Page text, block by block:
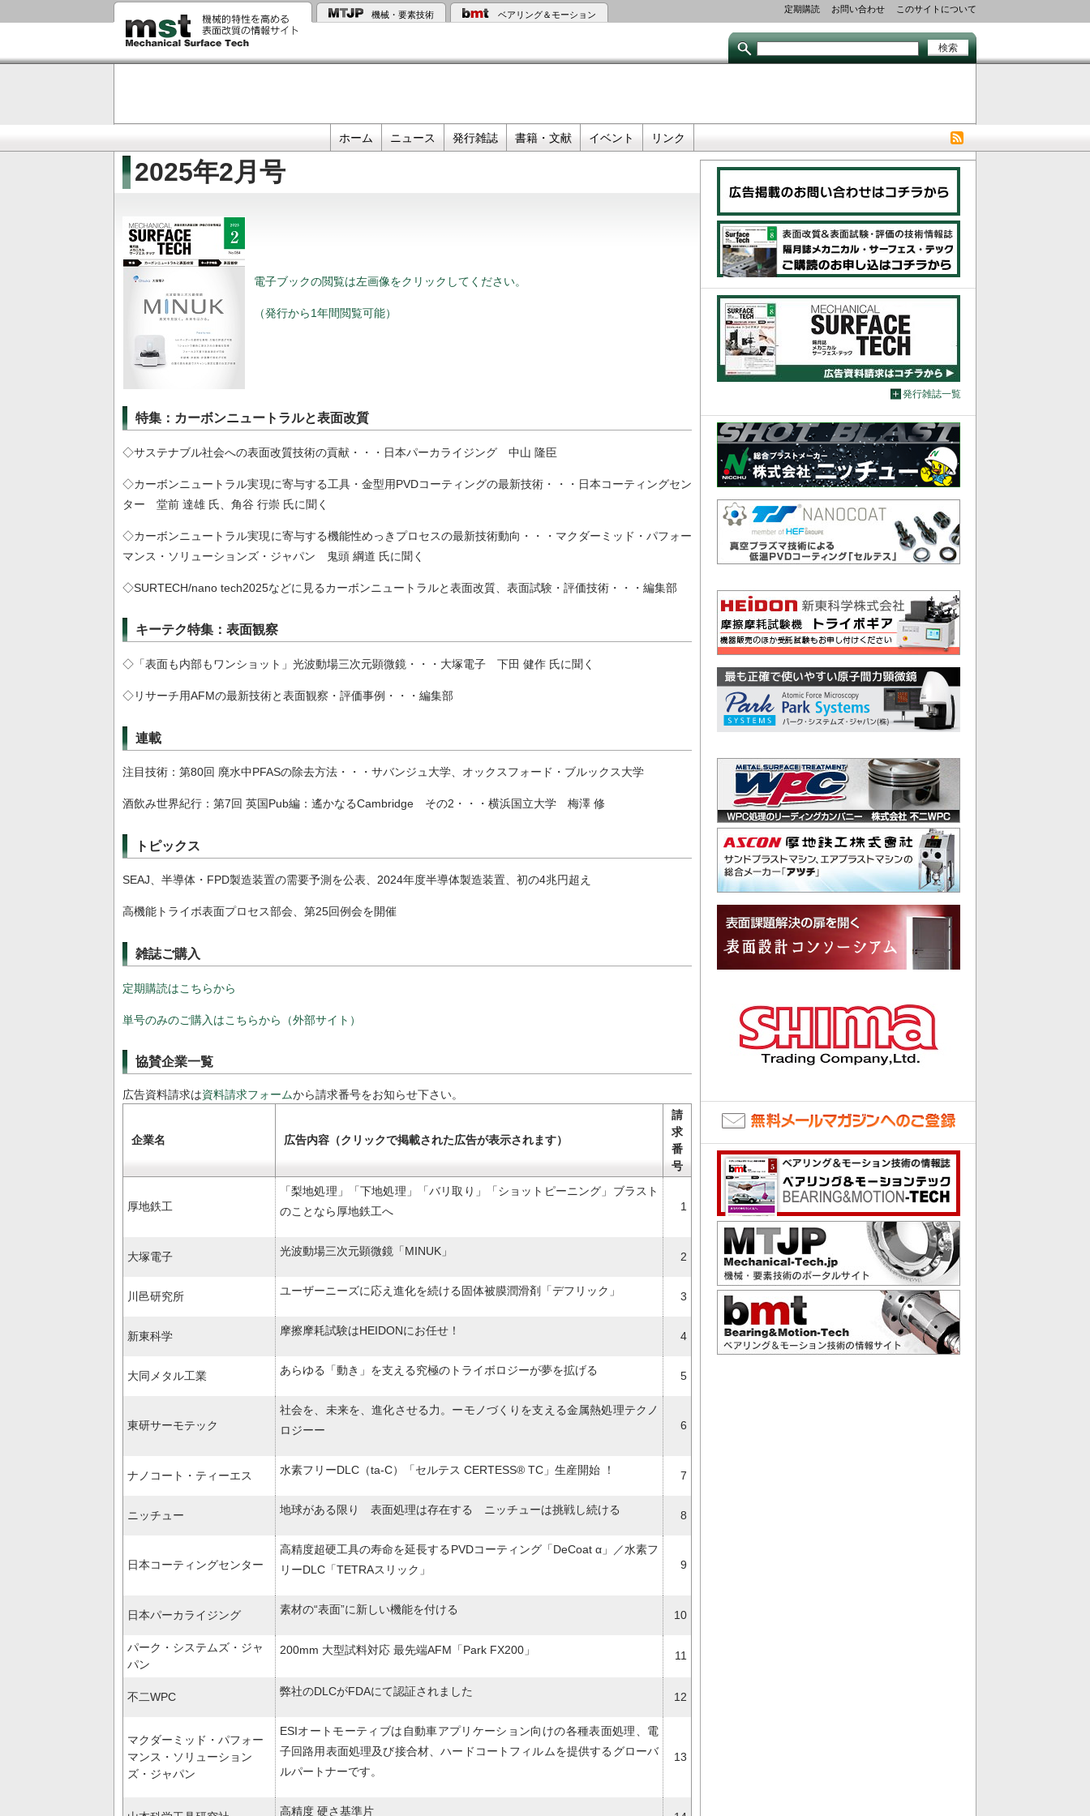
イ
ン
動
機械・要素技術 ベアリング＆モーション
links
定期購読 お問い合わせ このサイトについて
links
ホーム ニュース 発行雑誌 書籍・文献 イベント リンク
2025年2月号
電子ブックの閲覧は左画像をクリックしてください。
（発行から1年間閲覧可能）
特集：カーボンニュートラルと表面改質
◇サステナブル社会への表面改質技術の貢献・・・日本パーカライジング 中山 隆臣
◇カーボンニュートラル実現に寄与する工具・金型用PVDコーティングの最新技術・・・日本コーティングセン
ター 堂前 達雄 氏、角谷 行崇 氏に聞く
◇カーボンニュートラル実現に寄与する機能性めっきプロセスの最新技術動向・・・マクダーミッド・パフォー
マンス・ソリューションズ・ジャパン 鬼頭 綱道 氏に聞く
◇SURTECH/nano tech2025などに見るカーボンニュートラルと表面改質、表面試験・評価技術・・・編集部
キーテク特集：表面観察
◇「表面も内部もワンショット」光波動場三次元顕微鏡・・・大塚電子 下田 健作 氏に聞く
◇リサーチ用AFMの最新技術と表面観察・評価事例・・・編集部
連載
注目技術：第80回 廃水中PFASの除去方法・・・サバンジュ大学、オックスフォード・ブルックス大学
酒飲み世界紀行：第7回 英国Pub編：遙かなるCambridge その2・・・横浜国立大学 梅澤 修
トピックス
SEAJ、半導体・FPD製造装置の需要予測を公表、2024年度半導体製造装置、初の4兆円超え
高機能トライボ表面プロセス部会、第25回例会を開催
雑誌ご購入
定期購読はこちらから
単号のみのご購入はこちらから（外部サイト）
協賛企業一覧
広告資料請求は資料請求フォームから請求番号をお知らせ下さい。
企業名 広告内容（クリックで掲載された広告が表示されます）
請
求
番
号
厚地鉄工
「梨地処理」「下地処理」「バリ取り」「ショットピーニング」ブラスト
のことなら厚地鉄工へ
1
大塚電子 光波動場三次元顕微鏡「MINUK」 2
川邑研究所 ユーザーニーズに応え進化を続ける固体被膜潤滑剤「デフリック」 3
新東科学 摩擦摩耗試験はHEIDONにお任せ！ 4
大同メタル工業 あらゆる「動き」を支える究極のトライボロジーが夢を拡げる 5
東研サーモテック
社会を、未来を、進化させる力。ーモノづくりを支える金属熱処理テクノ
ロジーー
6
ナノコート・ティーエス 水素フリーDLC（ta-C）「セルテス CERTESS® TC」生産開始 ！ 7
ニッチュー 地球がある限り 表面処理は存在する ニッチューは挑戦し続ける 8
日本コーティングセンター
高精度超硬工具の寿命を延長するPVDコーティング「DeCoat α」／水素フ
リーDLC「TETRAスリック」
9
日本パーカライジング 素材の“表面”に新しい機能を付ける 10
パーク・システムズ・ジャ
パン
200mm 大型試料対応 最先端AFM「Park FX200」 11
不二WPC 弊社のDLCがFDAにて認証されました 12
マクダーミッド・パフォー
マンス・ソリューション
ズ・ジャパン
ESIオートモーティブは自動車アプリケーション向けの各種表面処理、電
子回路用表面処理及び接合材、ハードコートフィルムを提供するグローバ
ルパートナーです。
13
高精度 硬さ基準片
発行雑誌一覧